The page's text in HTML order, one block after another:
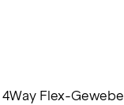
Flex-Gewebe